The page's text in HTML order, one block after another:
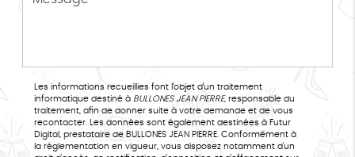
Les informations recueillies font l’objet d’un traitement
informatique destiné à
BULLONES JEAN PIERRE, responsable du
traitement, afin de donner suite à votre demande et de vous
recontacter. Les données sont également destinées à Futur
Digital, prestataire de BULLONES JEAN PIERRE. Conformément à
la réglementation en vigueur, vous disposez notamment d'un